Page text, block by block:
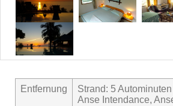
Entfernung
Strand: 5
Anse Intendance,